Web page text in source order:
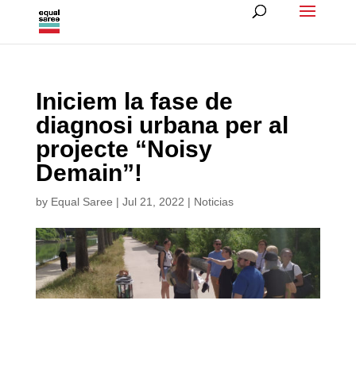
Iniciem la fase de
diagnosi urbana per al
projecte “Noisy
Demain”!
by Equal Saree | Jul 21, 2022 | Noticias